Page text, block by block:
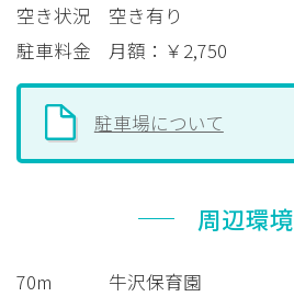
空き状況
空き有り
駐車料金
月額：￥2,750
駐車場について
周辺環境
70m
牛沢保育園